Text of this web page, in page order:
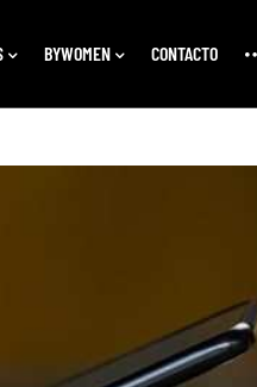
BYWOMEN CONTACTO